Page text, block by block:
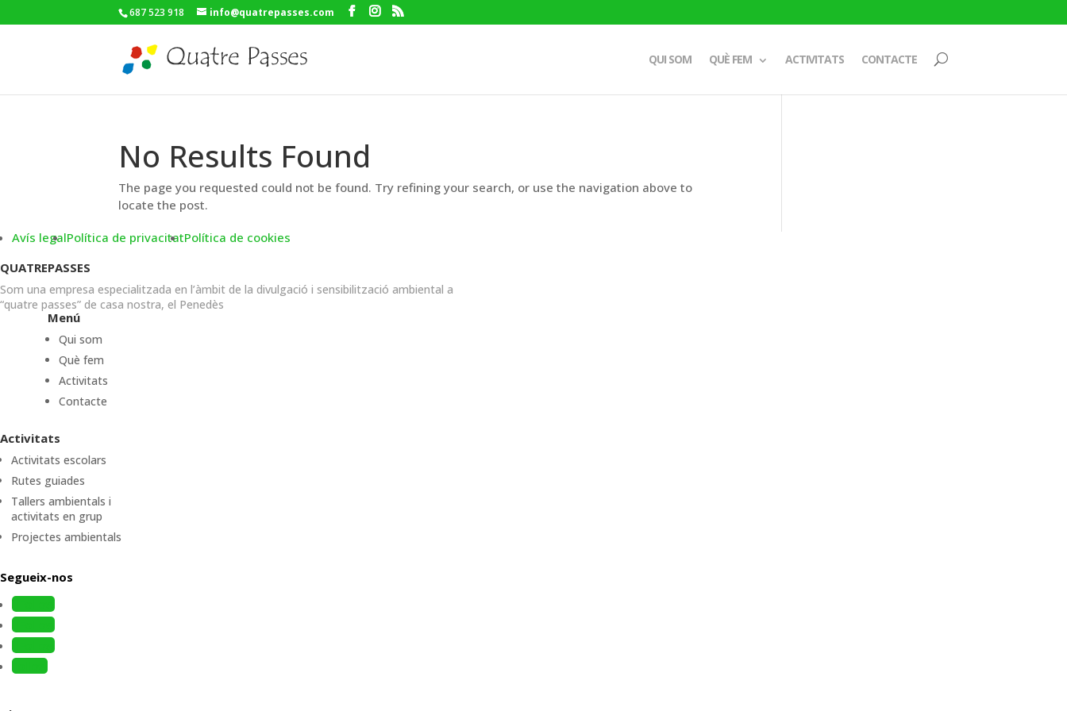
687 523 918 info@quatrepasses.com
QUI SOM QUÈ FEM ACTIVITATS CONTACTE
No Results Found
The page you requested could not be found. Try refining your search, or use the navigation above to
locate the post.
Avís legalPolítica de privacitatPolítica de cookies
QUATREPASSES
Som una empresa especialitzada en l’àmbit de la divulgació i sensibilització ambiental a
“quatre passes” de casa nostra, el Penedès
Menú
Qui som
Què fem
Activitats
Contacte
Activitats
Activitats escolars
Rutes guiades
Tallers ambientals i
activitats en grup
Projectes ambientals
Segueix-nos
Follow
Follow
Follow
Follow